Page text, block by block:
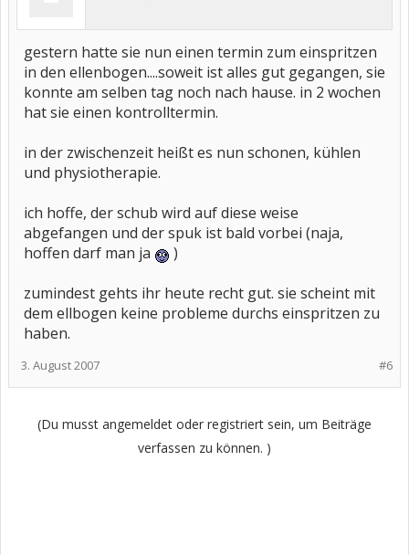
gestern hatte sie nun einen termin zum einspritzen
in den ellenbogen....soweit ist alles gut gegangen, sie
konnte am selben tag noch nach hause. in 2 wochen
hat sie einen kontrolltermin.
in der zwischenzeit heißt es nun schonen, kühlen
und physiotherapie.
ich hoffe, der schub wird auf diese weise
abgefangen und der spuk ist bald vorbei (naja,
hoffen darf man ja
)
zumindest gehts ihr heute recht gut. sie scheint mit
dem ellbogen keine probleme durchs einspritzen zu
haben.
#6
3. August 2007
(Du musst angemeldet oder registriert sein, um Beiträge
verfassen zu können. )